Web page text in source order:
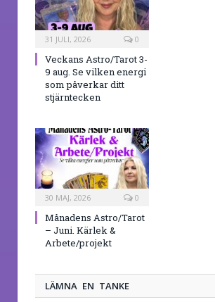
31 JULI, 2026 0
Veckans Astro/Tarot 3-
9 aug. Se vilken energi
som påverkar ditt
stjärntecken
30 MAJ, 2026 0
Månadens Astro/Tarot
– Juni. Kärlek &
Arbete/projekt
LÄMNA EN TANKE